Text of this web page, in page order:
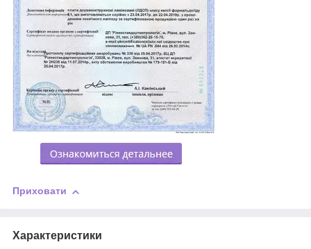
Приховати
Характеристики